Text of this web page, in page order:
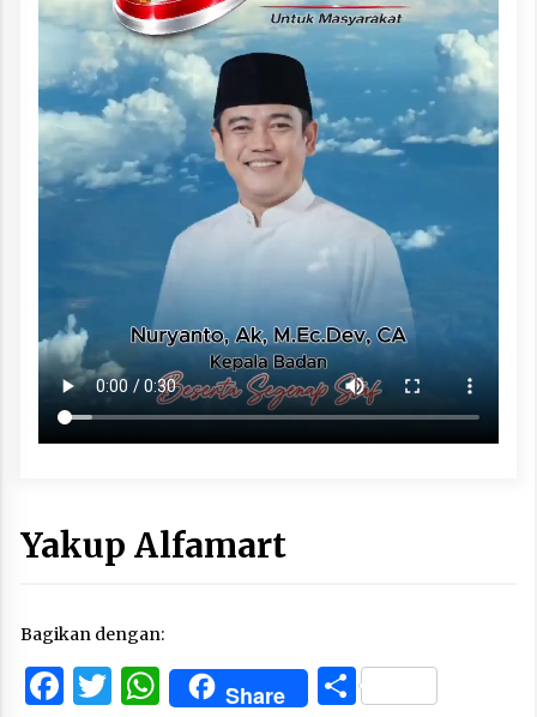
Yakup Alfamart
Bagikan dengan:
Facebook
Twitter
WhatsApp
Share Share